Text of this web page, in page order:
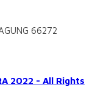
66272
2022 - All Rights